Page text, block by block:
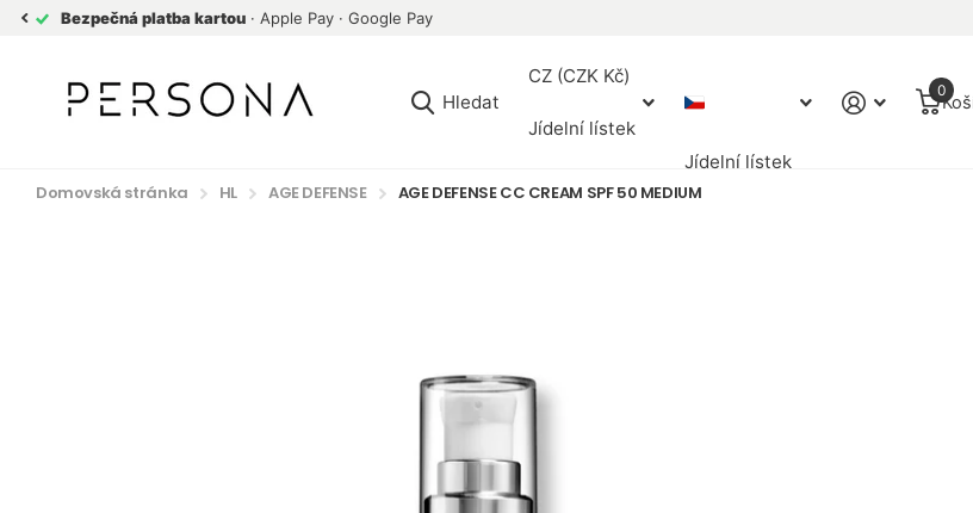
Bezpečná platba kartou · Apple Pay · Google Pay
Hledat
CZ (CZK Kč)
Jídelní lístek
Jídelní lístek
0
Domovská stránka HL AGE DEFENSE AGE DEFENSE CC CREAM SPF 50 MEDIUM